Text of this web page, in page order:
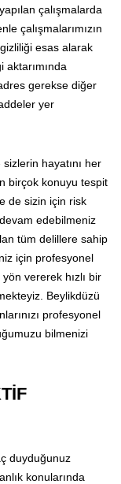
çalışmalarda
çalışmalarımızın
esas alarak
aktarımında
gerekse diğer
yer
hayatını her
birçok konuyu tespit
de sizin için risk
edebilmeniz
tüm delillere sahip
için profesyonel
vererek hızlı bir
Beylikdüzü
profesyonel
bilmenizi
duyduğunuz
konularında